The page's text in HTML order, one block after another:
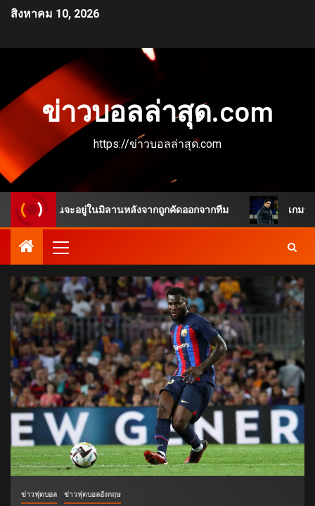
สิงหาคม 10, 2026
ข่าวบอลล่าสุด.com
https://ข่าวบอลล่าสุด.com
มือนจะอยู่ในมิลานหลังจากถูกคัดออกจากทีม เกมพลิกชัดเจ
ข่าวฟุตบอล ข่าวฟุตบอลอังกฤษ